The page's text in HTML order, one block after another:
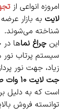
امروزه انواعی از
لایت به بازار
شناخته می‌شوند.
این چراغ نماها
سیستم پرتاب نور
زیاد، جهت نور
جت لایت 10 وات صباترانس
است که به دلیل
توانسته فروش